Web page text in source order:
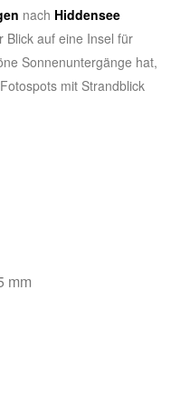
nach Hiddensee
Blick auf eine Insel für
Sonnenuntergänge hat,
mit Strandblick
mm